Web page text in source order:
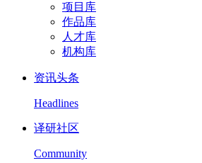
项目库
作品库
人才库
机构库
资讯头条
Headlines
译研社区
Community